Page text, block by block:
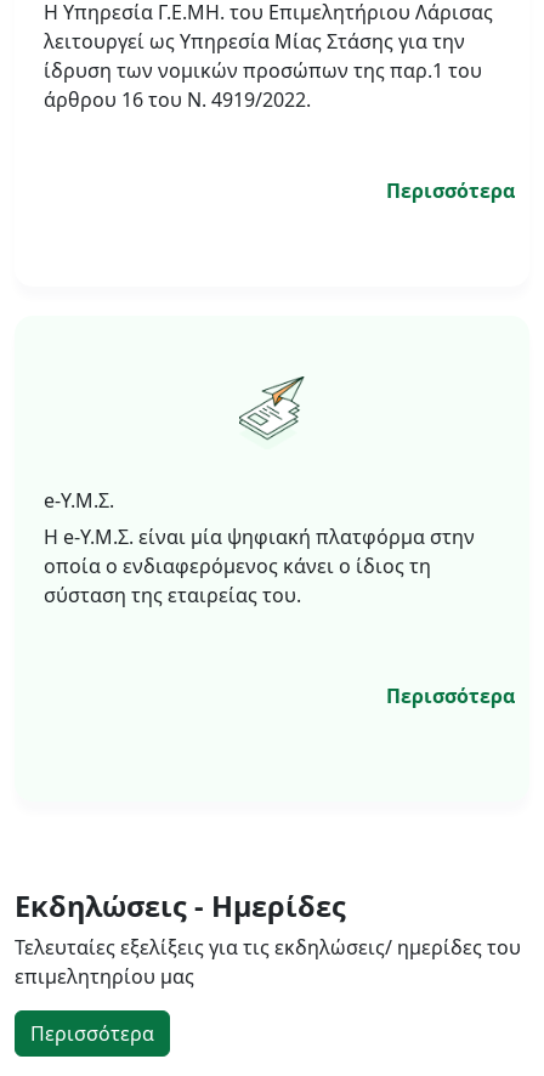
Η Υπηρεσία Γ.Ε.ΜΗ. του Επιμελητήριου Λάρισας
λειτουργεί ως Υπηρεσία Μίας Στάσης για την
ίδρυση των νομικών προσώπων της παρ.1 του
άρθρου 16 του Ν. 4919/2022.
Περισσότερα
e-Υ.Μ.Σ.
Η e-Υ.Μ.Σ. είναι μία ψηφιακή πλατφόρμα στην
οποία ο ενδιαφερόμενος κάνει ο ίδιος τη
σύσταση της εταιρείας του.
Περισσότερα
Εκδηλώσεις - Ημερίδες
Τελευταίες εξελίξεις για τις εκδηλώσεις/ ημερίδες του
επιμελητηρίου μας
Περισσότερα